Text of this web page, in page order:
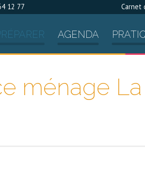
12 77 Carnet
AGENDA
ménage